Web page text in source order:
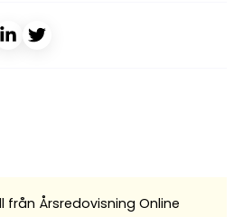
från Årsredovisning Online